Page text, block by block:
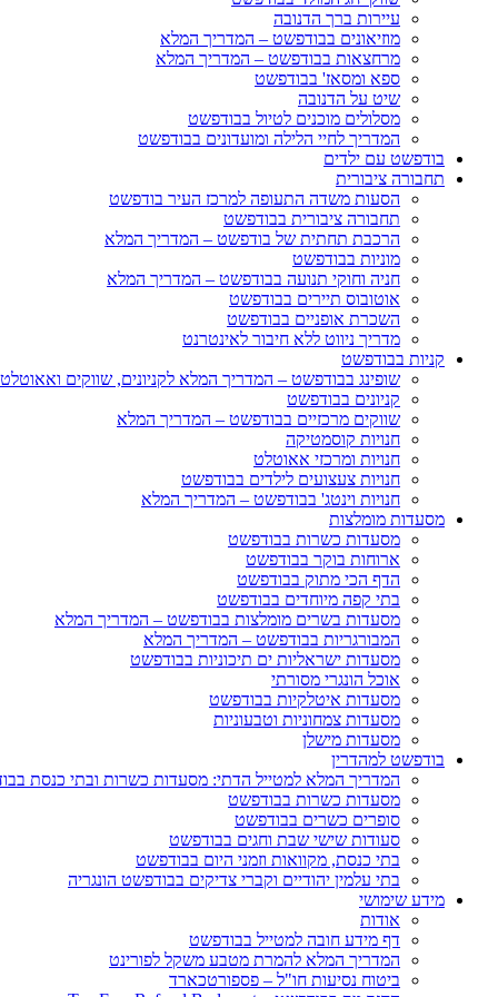
עיירות ברך הדנובה
מוזיאונים בבודפשט – המדריך המלא
מרחצאות בבודפשט – המדריך המלא
ספא ומסאז' בבודפשט
שיט על הדנובה
מסלולים מוכנים לטיול בבודפשט
המדריך לחיי הלילה ומועדונים בבודפשט
בודפשט עם ילדים
תחבורה ציבורית
הסעות משדה התעופה למרכז העיר בודפשט
תחבורה ציבורית בבודפשט
הרכבת תחתית של בודפשט – המדריך המלא
מוניות בבודפשט
חניה וחוקי תנועה בבודפשט – המדריך המלא
אוטובוס תיירים בבודפשט
השכרת אופניים בבודפשט
מדריך ניווט ללא חיבור לאינטרנט
קניות בבודפשט
שופינג בבודפשט – המדריך המלא לקניונים, שווקים
קניונים בבודפשט
שווקים מרכזיים בבודפשט – המדריך המלא
חנויות קוסמטיקה
חנויות ומרכזי אאוטלט
חנויות צעצועים לילדים בבודפשט
חנויות וינטג' בבודפשט – המדריך המלא
מסעדות מומלצות
מסעדות כשרות בבודפשט
ארוחות בוקר בבודפשט
הדף הכי מתוק בבודפשט
בתי קפה מיוחדים בבודפשט
מסעדות בשרים מומלצות בבודפשט – המדריך המלא
המבורגריות בבודפשט – המדריך המלא
מסעדות ישראליות ים תיכוניות בבודפשט
אוכל הונגרי מסורתי
מסעדות איטלקיות בבודפשט
מסעדות צמחוניות וטבעוניות
מסעדות מישלן
בודפשט למהדרין
המדריך המלא למטייל הדתי: מסעדות כשרות ובתי כנסת
מסעדות כשרות בבודפשט
סופרים כשרים בבודפשט
סעודות שישי שבת וחגים בבודפשט
בתי כנסת, מקוואות וזמני היום בבודפשט
בתי עלמין יהודיים וקברי צדיקים בבודפשט הונגריה
מידע שימושי
אודות
דף מידע חובה למטייל בבודפשט
המדריך המלא להמרת מטבע משקל לפורינט
ביטוח נסיעות חו"ל – פספורטכארד